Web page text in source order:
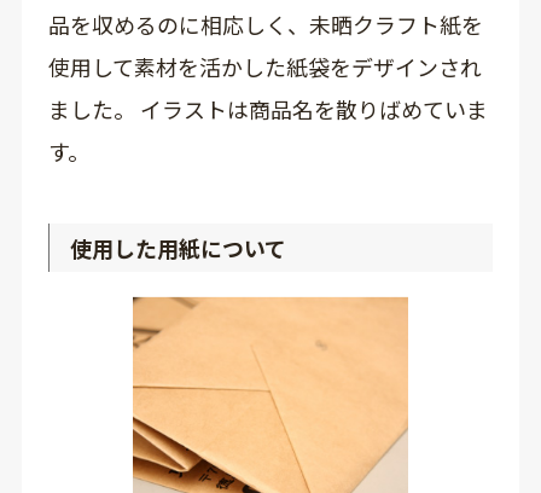
品を収めるのに相応しく、未晒クラフト紙を
使用して素材を活かした紙袋をデザインされ
ました。 イラストは商品名を散りばめていま
す。
使用した用紙について